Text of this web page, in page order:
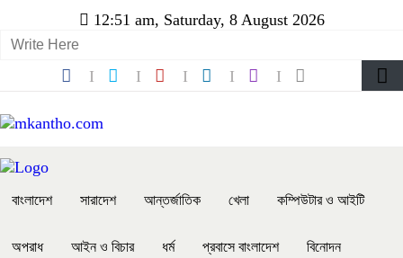
12:51 am, Saturday, 8 August 2026
বাংলাদেশ সারাদেশ আন্তর্জাতিক খেলা কম্পিউটার ও আইটি
অপরাধ আইন ও বিচার ধর্ম প্রবাসে বাংলাদেশ বিনোদন